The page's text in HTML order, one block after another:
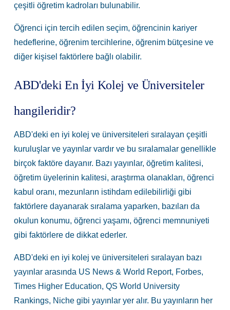
çeşitli öğretim kadroları bulunabilir.
Öğrenci için tercih edilen seçim, öğrencinin kariyer
hedeflerine, öğrenim tercihlerine, öğrenim bütçesine ve
diğer kişisel faktörlere bağlı olabilir.
ABD'deki En İyi Kolej ve Üniversiteler
hangileridir?
ABD'deki en iyi kolej ve üniversiteleri sıralayan çeşitli
kuruluşlar ve yayınlar vardır ve bu sıralamalar genellikle
birçok faktöre dayanır. Bazı yayınlar, öğretim kalitesi,
öğretim üyelerinin kalitesi, araştırma olanakları, öğrenci
kabul oranı, mezunların istihdam edilebilirliği gibi
faktörlere dayanarak sıralama yaparken, bazıları da
okulun konumu, öğrenci yaşamı, öğrenci memnuniyeti
gibi faktörlere de dikkat ederler.
ABD'deki en iyi kolej ve üniversiteleri sıralayan bazı
yayınlar arasında US News & World Report, Forbes,
Times Higher Education, QS World University
Rankings, Niche gibi yayınlar yer alır. Bu yayınların her